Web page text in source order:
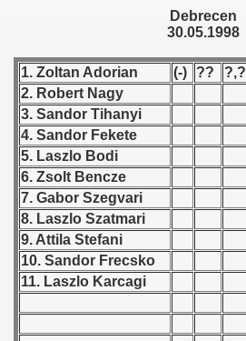
Debrecen
30.05.1998
1. Zoltan Adorian (-) ??
2. Robert Nagy
3. Sandor Tihanyi
4. Sandor Fekete
5. Laszlo Bodi
6. Zsolt Bencze
7. Gabor Szegvari
8. Laszlo Szatmari
9. Attila Stefani
10. Sandor Frecsko
11. Laszlo Karcagi
- 1953
- 1954
- 1955
- 1956
- 1957
- 1958
- 1959